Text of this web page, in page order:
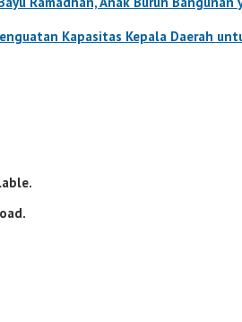
Kapasitas Kepala Daerah